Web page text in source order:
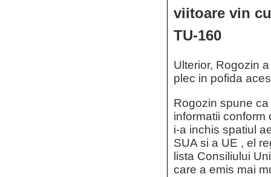
viitoare vin
TU-160
Ulterior, Rogozin
plec in pofida
Rogozin spune ca
informatii conform
i-a inchis spatiul
SUA si a UE , el
lista Consiliului
care a emis mai